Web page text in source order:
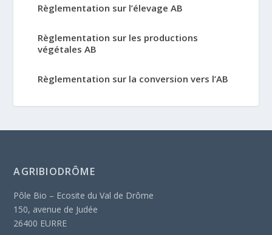
Règlementation sur l’élevage AB
Règlementation sur les productions
végétales AB
Règlementation sur la conversion vers l’AB
AGRIBIODRÔME
Pôle Bio – Ecosite du Val de Drôme
150, avenue de Judée
26400 EURRE